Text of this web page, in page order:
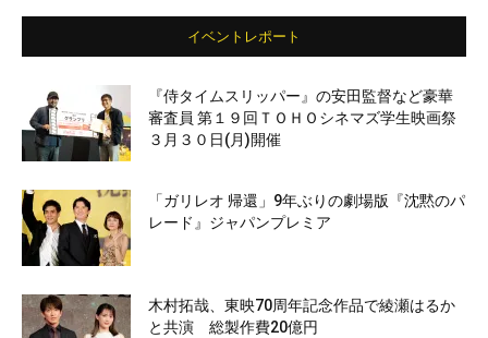
イベントレポート
『侍タイムスリッパー』の安田監督など豪華
審査員 第１９回ＴＯＨＯシネマズ学生映画祭
３月３０日(月)開催
「ガリレオ 帰還」9年ぶりの劇場版『沈黙のパ
レード』ジャパンプレミア
木村拓哉、東映70周年記念作品で綾瀬はるか
と共演 総製作費20億円